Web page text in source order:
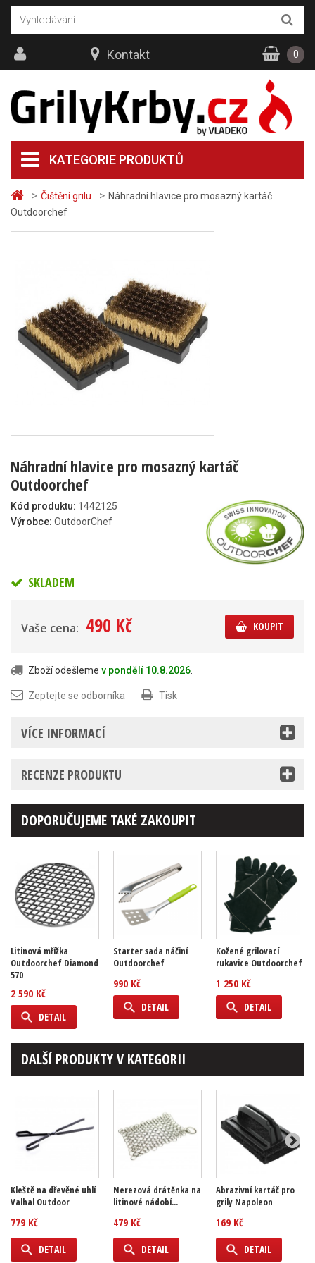
> Čištění grilu > Náhradní hlavice pro mosazný kartáč
Outdoorchef
Náhradní hlavice pro mosazný kartáč
Outdoorchef
Kód produktu: 1442125
Výrobce: OutdoorChef
SKLADEM
Vaše cena: 490 Kč KOUPIT
Zboží odešleme v pondělí 10.8.2026.
Zeptejte se odborníka Tisk
VÍCE INFORMACÍ
RECENZE PRODUKTU
DOPORUČUJEME TAKÉ ZAKOUPIT
Litinová mřížka
Outdoorchef Diamond
570
2 590 Kč
DETAIL
Starter sada náčiní
Outdoorchef
990 Kč
DETAIL
Kožené grilovací
rukavice Outdoorchef
1 250 Kč
DETAIL
DALŠÍ PRODUKTY V KATEGORII
Kleště na dřevěné uhlí
Valhal Outdoor
779 Kč
DETAIL
Nerezová drátěnka na
litinové nádobí...
479 Kč
DETAIL
Abrazivní kartáč pro
grily Napoleon
169 Kč
DETAIL
KATEGORIE PRODUKTŮ
Kontakt 0